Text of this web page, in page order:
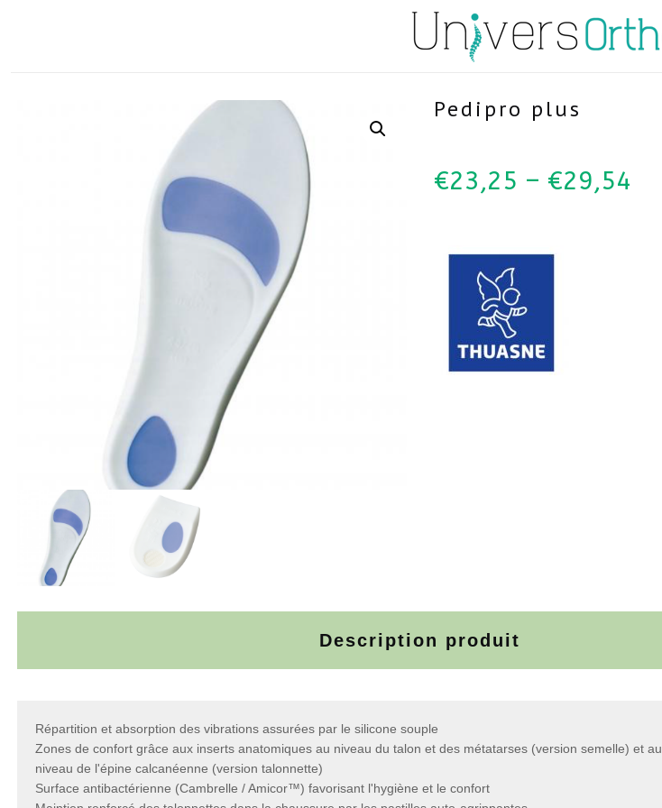
Pedipro plus
€23,25 – €29,54
Description produit
Répartition et absorption des vibrations assurées par le silicone souple
Zones de confort grâce aux inserts anatomiques au niveau du talon et des métatarses (version semelle) et au
niveau de l'épine calcanéenne (version talonnette)
Surface antibactérienne (Cambrelle / Amicor™) favorisant l'hygiène et le confort